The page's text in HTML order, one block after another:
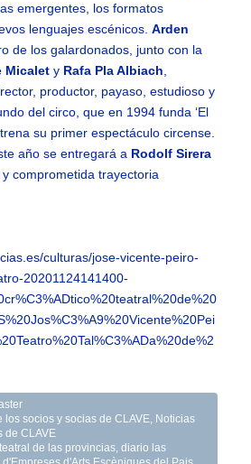
emergentes, los formatos
lenguajes escénicos.Arden
de los galardonados, junto con la
Micalet y Rafa Pla Albiach,
productor, payaso, estudioso y
del circo, que en 1994 funda ‘El
su primer espectáculo circense.
año se entregará a Rodolf Sirera
comprometida trayectoria
culturas/jose-vicente-peiro-
20201124141400-
los socios y socias de CLAVE, Noticias
de CLAVE
de las provincias,diario las